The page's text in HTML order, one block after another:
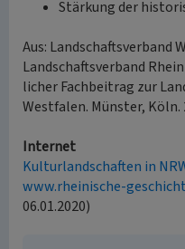
Stärkung der
Aus: Landschaftsverband
Landschaftsverband
licher Fachbeitrag zur
Westfalen. Münster, Köln.
Internet
Kulturlandschaften in
www.rheinische-
06.01.2020)